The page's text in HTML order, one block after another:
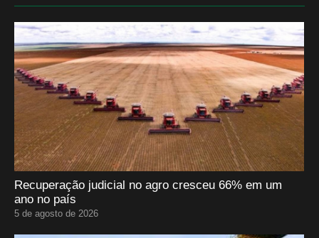
Recuperação judicial no agro cresceu 66% em um
ano no país
5 de agosto de 2026